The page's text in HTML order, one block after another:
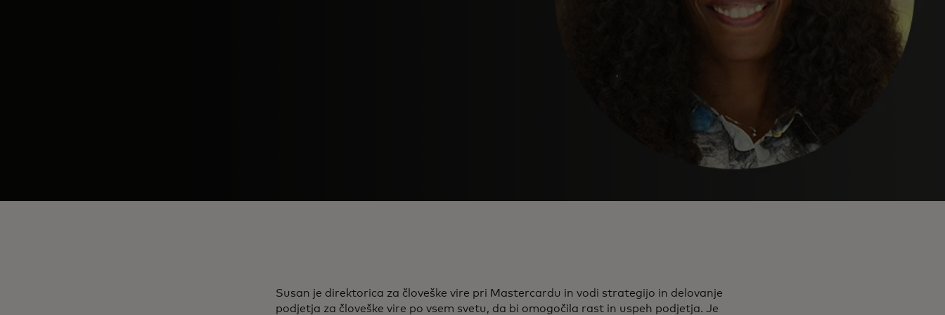
Susan je direktorica za človeške vire pri Mastercardu in vodi strategijo in delovanje
podjetja za človeške vire po vsem svetu, da bi omogočila rast in uspeh podjetja. Je